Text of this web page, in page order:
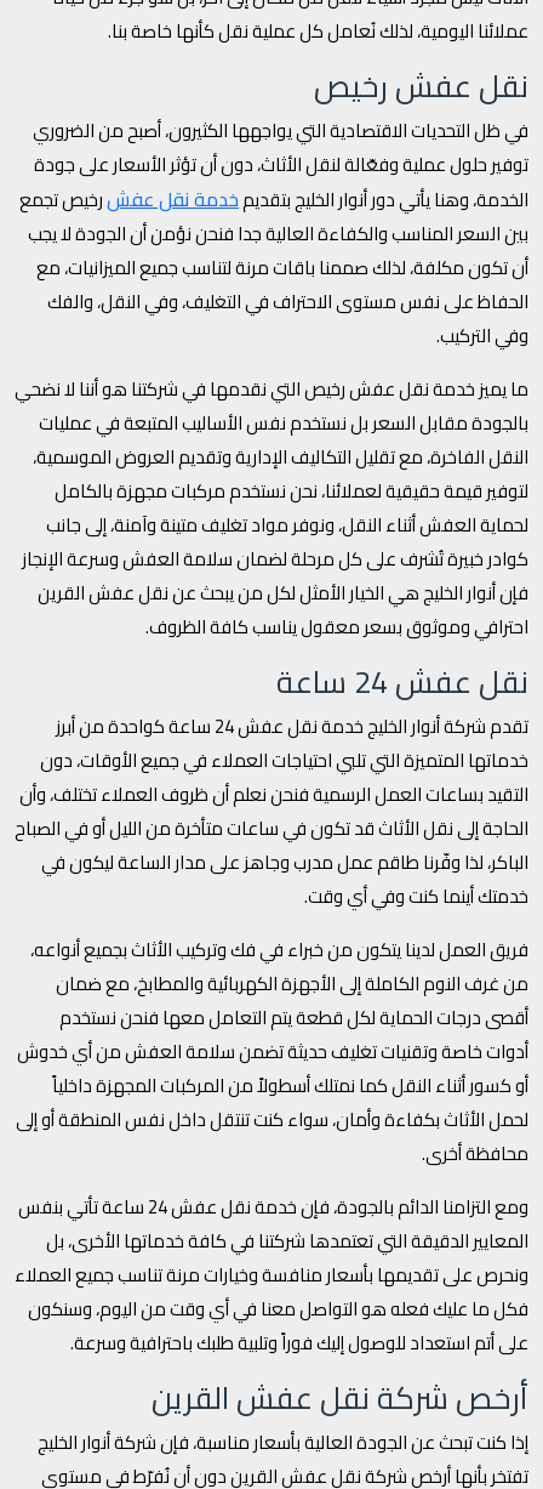
عملائنا اليومية، لذلك نُعامل كل عملية نقل كأنها خاصة بنا.
نقل عفش رخيص
في ظل التحديات الاقتصادية التي يواجهها الكثيرون، أصبح من الضروري
توفير حلول عملية وفعّالة لنقل الأثاث، دون أن تؤثر الأسعار على جودة
الخدمة، وهنا يأتي دور أنوار الخليج بتقديمخدمة نقل عفشرخيص تجمع
بين السعر المناسب والكفاءة العالية جدا فنحن نؤمن أن الجودة لا يجب
أن تكون مكلفة، لذلك صممنا باقات مرنة لتناسب جميع الميزانيات، مع
الحفاظ على نفس مستوى الاحتراف في التغليف، وفي النقل، والفك
وفي التركيب.
ما يميز خدمة نقل عفش رخيص التي نقدمها في شركتنا هو أننا لا نضحي
بالجودة مقابل السعر بل نستخدم نفس الأساليب المتبعة في عمليات
النقل الفاخرة، مع تقليل التكاليف الإدارية وتقديم العروض الموسمية،
لتوفير قيمة حقيقية لعملائنا، نحن نستخدم مركبات مجهزة بالكامل
لحماية العفش أثناء النقل، ونوفر مواد تغليف متينة وآمنة، إلى جانب
كوادر خبيرة تُشرف على كل مرحلة لضمان سلامة العفش وسرعة الإنجاز
فإن أنوار الخليج هي الخيار الأمثل لكل من يبحث عن نقل عفش القرين
احترافي وموثوق بسعر معقول يناسب كافة الظروف.
نقل عفش 24 ساعة
تقدم شركة أنوار الخليج خدمة نقل عفش 24 ساعة كواحدة من أبرز
خدماتها المتميزة التي تلبي احتياجات العملاء في جميع الأوقات، دون
التقيد بساعات العمل الرسمية فنحن نعلم أن ظروف العملاء تختلف، وأن
الحاجة إلى نقل الأثاث قد تكون في ساعات متأخرة من الليل أو في الصباح
الباكر، لذا وفّرنا طاقم عمل مدرب وجاهز على مدار الساعة ليكون في
خدمتك أينما كنت وفي أي وقت.
فريق العمل لدينا يتكون من خبراء في فك وتركيب الأثاث بجميع أنواعه،
من غرف النوم الكاملة إلى الأجهزة الكهربائية والمطابخ، مع ضمان
أقصى درجات الحماية لكل قطعة يتم التعامل معها فنحن نستخدم
أدوات خاصة وتقنيات تغليف حديثة تضمن سلامة العفش من أي خدوش
أو كسور أثناء النقل كما نمتلك أسطولاً من المركبات المجهزة داخلياً
لحمل الأثاث بكفاءة وأمان، سواء كنت تنتقل داخل نفس المنطقة أو إلى
محافظة أخرى.
ومع التزامنا الدائم بالجودة، فإن خدمة نقل عفش 24 ساعة تأتي بنفس
المعايير الدقيقة التي تعتمدها شركتنا في كافة خدماتها الأخرى، بل
ونحرص على تقديمها بأسعار منافسة وخيارات مرنة تناسب جميع العملاء
فكل ما عليك فعله هو التواصل معنا في أي وقت من اليوم، وسنكون
على أتم استعداد للوصول إليك فوراً وتلبية طلبك باحترافية وسرعة.
أرخص شركة نقل عفش القرين
إذا كنت تبحث عن الجودة العالية بأسعار مناسبة، فإن شركة أنوار الخليج
تفتخر بأنها أرخص شركة نقل عفش القرين دون أن نُفرّط في مستوى